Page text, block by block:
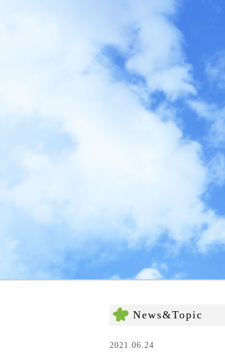
News&Topic
2021.06.24